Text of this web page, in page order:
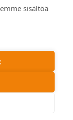
sisältöä